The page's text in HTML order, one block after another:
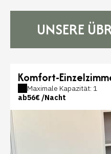
UNSERE
Komfort-
Maximale Kapazität: 1
ab56€ /Nacht